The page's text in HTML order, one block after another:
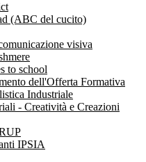
(ABC del cucito)
visiva
to school
dell'Offerta Formativa
Industriale
- Creatività e Creazioni
IPSIA